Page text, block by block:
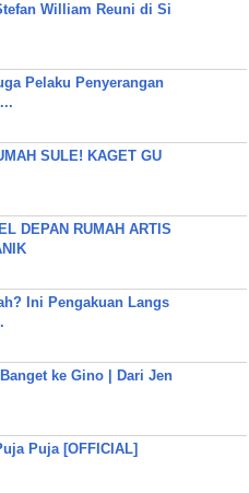
William Reuni di Si
Pelaku Penyerangan
SULE! KAGET GU
DEPAN RUMAH ARTIS
Ini Pengakuan Langs
ke Gino | Dari Jen
Puja [OFFICIAL]